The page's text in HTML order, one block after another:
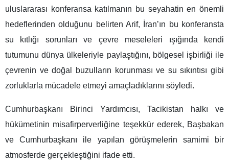
uluslararası konferansa katılmanın bu seyahatin en önemli
hedeflerinden olduğunu belirten Arif, İran’ın bu konferansta
su kıtlığı sorunları ve çevre meseleleri ışığında kendi
tutumunu dünya ülkeleriyle paylaştığını, bölgesel işbirliği ile
çevrenin ve doğal buzulların korunması ve su sıkıntısı gibi
zorluklarla mücadele etmeyi amaçladıklarını söyledi.
Cumhurbaşkanı Birinci Yardımcısı, Tacikistan halkı ve
hükümetinin misafirperverliğine teşekkür ederek, Başbakan
ve Cumhurbaşkanı ile yapılan görüşmelerin samimi bir
atmosferde gerçekleştiğini ifade etti.